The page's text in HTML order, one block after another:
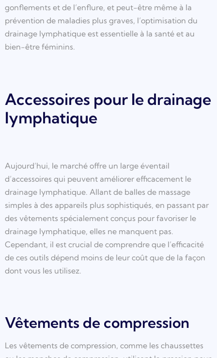
gonflements et de l’enflure, et peut-être même à la
prévention de maladies plus graves, l’optimisation du
drainage lymphatique est essentielle à la santé et au
bien-être féminins.
Accessoires pour le drainage
lymphatique
Aujourd’hui, le marché offre un large éventail
d’accessoires qui peuvent améliorer efficacement le
drainage lymphatique. Allant de balles de massage
simples à des appareils plus sophistiqués, en passant par
des vêtements spécialement conçus pour favoriser le
drainage lymphatique, elles ne manquent pas.
Cependant, il est crucial de comprendre que l’efficacité
de ces outils dépend moins de leur coût que de la façon
dont vous les utilisez.
Vêtements de compression
Les vêtements de compression, comme les chaussettes